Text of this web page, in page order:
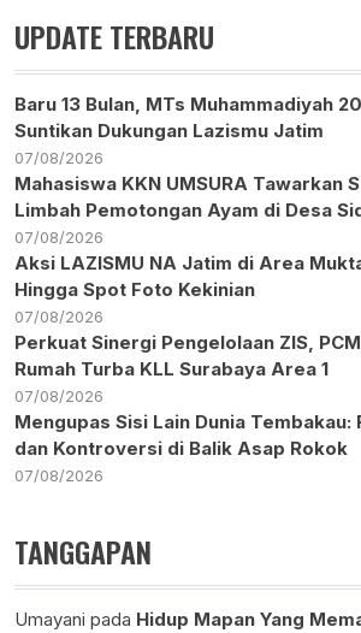
UPDATE TERBARU
Baru 13 Bulan, MTs Muhammadiyah
Suntikan Dukungan Lazismu Jatim
07/08/2026
Mahasiswa KKN UMSURA Tawarkan
Limbah Pemotongan Ayam di Desa
07/08/2026
Aksi LAZISMU NA Jatim di Area
Hingga Spot Foto Kekinian
07/08/2026
Perkuat Sinergi Pengelolaan ZIS,
Rumah Turba KLL Surabaya Area 1
07/08/2026
Mengupas Sisi Lain Dunia Tembakau:
dan Kontroversi di Balik Asap Rokok
07/08/2026
TANGGAPAN
Umayani pada Hidup Mapan Yang